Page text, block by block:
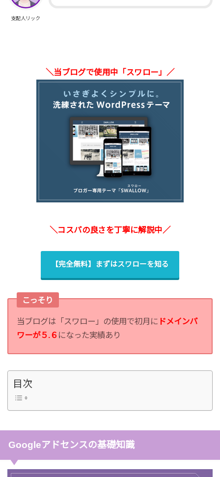
支配人リック
＼当ブログで使用中「スワロー」／
＼コスパの良さを丁寧に解説中／
【完全無料】まずはスワローを知る
こっそり
当ブログは「スワロー」の使用で初月に ドメインパ
ワーが５.６ になった実績あり
目次
Googleアドセンスの基礎知識